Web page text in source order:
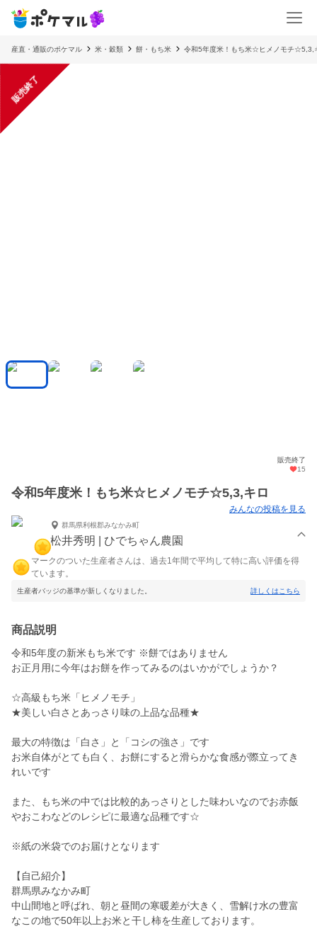
産直・通販のポケマル 米・穀類 餅・もち米 令和5年度米！もち米☆ヒメノモチ☆5,3,
販売終了
販売終了
15
令和5年度米！もち米☆ヒメノモチ☆5,3,キロ
みんなの投稿を見る
群馬県利根郡みなかみ町
松井秀明 | ひでちゃん農園
マークのついた生産者さんは、過去1年間で平均して特に高い評価を得
ています。
生産者バッジの基準が新しくなりました。 詳しくはこちら
商品説明
令和5年度の新米もち米です ※餅ではありません
お正月用に今年はお餅を作ってみるのはいかがでしょうか？
☆高級もち米「ヒメノモチ」
★美しい白さとあっさり味の上品な品種★
最大の特徴は「白さ」と「コシの強さ」です
お米自体がとても白く、お餅にすると滑らかな食感が際立ってき
れいです
また、もち米の中では比較的あっさりとした味わいなのでお赤飯
やおこわなどのレシピに最適な品種です☆
※紙の米袋でのお届けとなります
【自己紹介】
群馬県みなかみ町
中山間地と呼ばれ、朝と昼間の寒暖差が大きく、雪解け水の豊富